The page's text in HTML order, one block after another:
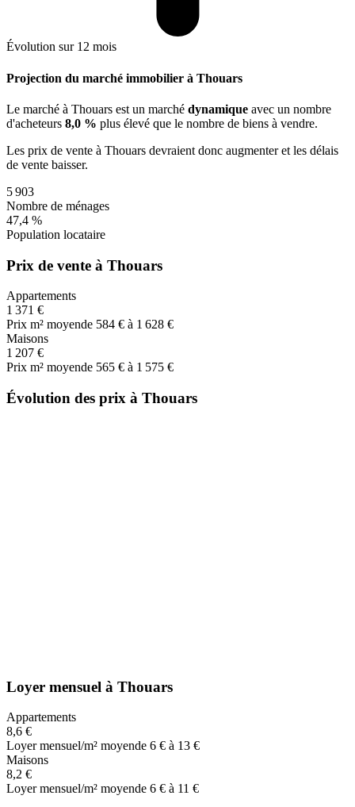
Évolution sur 12 mois
Projection du marché immobilier à Thouars
Le marché à Thouars est un marché dynamique avec un nombre
d'acheteurs 8,0 % plus élevé que le nombre de biens à vendre.
Les prix de vente à Thouars devraient donc augmenteret les délais
de vente baisser.
5 903
Nombre de ménages
47,4 %
Population locataire
Prix de vente à Thouars
Appartements
1 371 €
Prix m² moyende 584 € à 1 628 €
Maisons
1 207 €
Prix m² moyende 565 € à 1 575 €
Évolution des prix à Thouars
Loyer mensuel à Thouars
Appartements
8,6 €
Loyer mensuel/m² moyende 6 € à 13 €
Maisons
8,2 €
Loyer mensuel/m² moyende 6 € à 11 €